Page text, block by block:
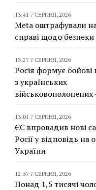
13:41 7 СЕРПНЯ, 2026
Meta оштрафували
справі щодо безпеки
13:27 7 СЕРПНЯ, 2026
Росія формує бойові
з українських
13:01 7 СЕРПНЯ, 2026
ЄС впровадив нові
Росії у відповідь на
України
12:57 7 СЕРПНЯ, 2026
Понад 1,5 тисячі